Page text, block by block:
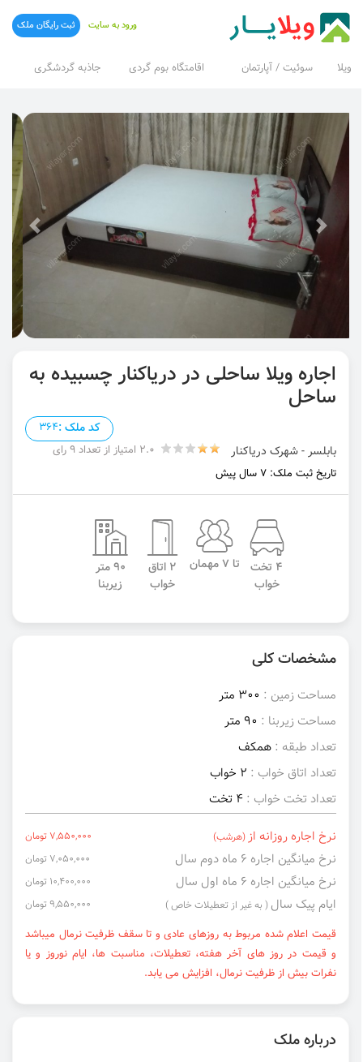
ویلا سوئیت / آپارتمان اقامتگاه بوم گردی جاذبه گردشگری
ورود به سایت ثبت رایگان ملک
اجاره ویلا ساحلی در دریاکنار چسبیده به
ساحل
کد ملک :364
بابلسر - شهرک دریاکنار
2.0 امتیاز از تعداد 9 رای
تاریخ ثبت ملک: 7 سال پیش
4 تخت
خواب
تا 7 مهمان
2 اتاق
خواب
90 متر
زیربنا
مشخصات کلی
مساحت زمین : 300 متر
مساحت زیربنا : 90 متر
تعداد طبقه : همکف
تعداد اتاق خواب : 2 خواب
تعداد تخت خواب : 4 تخت
نرخ اجاره روزانه از (هرشب) 7,550,000 تومان
نرخ میانگین اجاره ۶ ماه دوم سال 7,050,000 تومان
نرخ میانگین اجاره ۶ ماه اول سال 10,400,000 تومان
ایام پیک سال ( به غیر از تعطیلات خاص ) 9,550,000 تومان
قیمت اعلام شده مربوط به روزهای عادی و تا سقف ظرفیت نرمال میباشد
و قیمت در روز های آخر هفته، تعطیلات، مناسبت ها، ایام نوروز و یا
نفرات بیش از ظرفیت نرمال، افزایش می یابد.
درباره ملک